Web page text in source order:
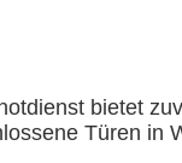
bietet
Türen in